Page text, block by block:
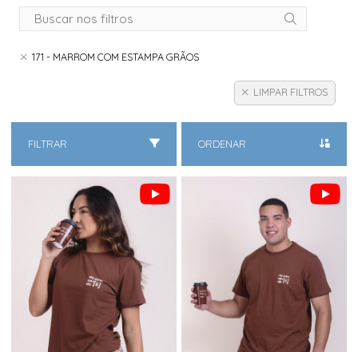
171 - MARROM COM ESTAMPA GRÃOS
LIMPAR FILTROS
FILTRAR ORDENAR